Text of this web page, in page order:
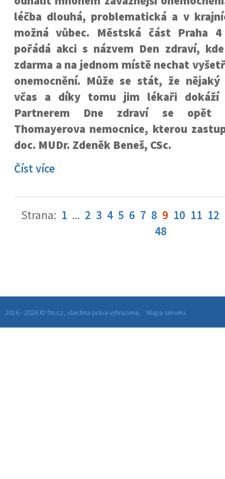
léčba dlouhá, problematická a v
možná vůbec. Městská část Praha
pořádá akci s názvem Den zdraví,
zdarma a na jednom místě nechat
onemocnění. Může se stát, že
včas a díky tomu jim lékaři dokáží
Partnerem Dne zdraví se opět
Thomayerova nemocnice, kterou
doc. MUDr. Zdeněk Beneš, CSc.
Číst více
Strana: 1 ... 2 3 4 5 6 7 8 9 10 11 12
48
2016 - 2026 © ftn.cz, všechna práva vyhrazena. Mapa serveru.